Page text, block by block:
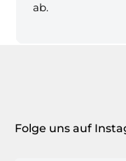
ab.
Folge uns auf